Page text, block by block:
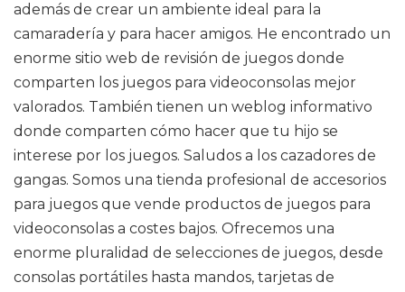
además de crear un ambiente ideal para la
camaradería y para hacer amigos. He encontrado un
enorme sitio web de revisión de juegos donde
comparten los juegos para videoconsolas mejor
valorados. También tienen un weblog informativo
donde comparten cómo hacer que tu hijo se
interese por los juegos. Saludos a los cazadores de
gangas. Somos una tienda profesional de accesorios
para juegos que vende productos de juegos para
videoconsolas a costes bajos. Ofrecemos una
enorme pluralidad de selecciones de juegos, desde
consolas portátiles hasta mandos, tarjetas de